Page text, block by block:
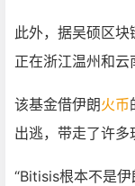
此外，据吴硕区
正在浙江温州和云
该基金借伊朗火币
出逃，带走了许多
“Bitisis根本不是